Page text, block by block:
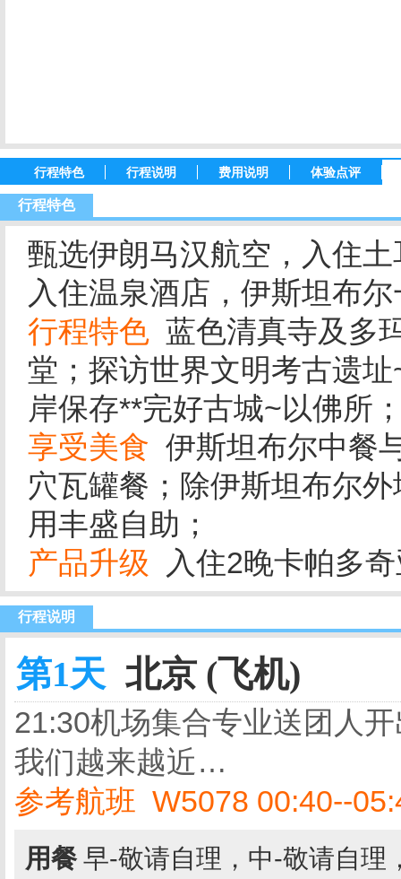
行程特色 行程说明 费用说明 体验点评
行程特色
甄选伊朗马汉航空，入住
入住温泉酒店，伊斯坦布
行程特色 蓝色清真寺及多
堂；探访世界文明考古遗
岸保存**完好古城~以佛所
享受美食 伊斯坦布尔中餐
穴瓦罐餐；除伊斯坦布尔
用丰盛自助；
产品升级
入住2晚卡帕多
行程说明
第1天 北京 (飞机)
21:30机场集合专业送团人
我们越来越近…
参考航班 W5078 00:40--
用餐 早-敬请自理，中-敬请自理